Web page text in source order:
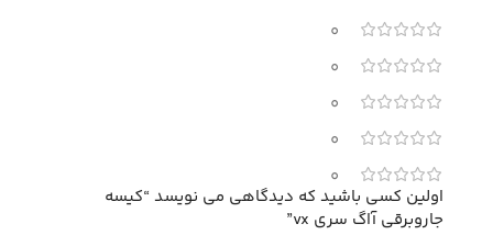
0
0
0
0
0
اولین کسی باشید که دیدگاهی می نویسد “کیسه
جاروبرقی آاگ سری vx”